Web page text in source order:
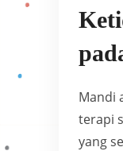
Mandi
terapi
yang